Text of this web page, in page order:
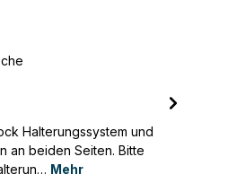
Halterungssystem und
an beiden Seiten. Bitte
Mehr